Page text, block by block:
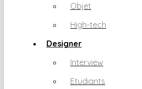
Objet
High-tech
Designer
Interview
Etudiants